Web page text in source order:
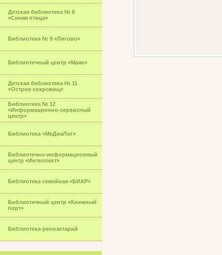
Детская библиотека № 8
«Синяя птица»
Библиотека № 9 «Лигово»
Библиотечный центр «Маяк»
Детская библиотека № 11
«Остров сокровищ»
Библиотека № 12
«Информационно-сервисный
центр»
Библиотека «МеДиаЛог»
Библиотечно-информационный
центр «Интеллект»
Библиотека семейная «БИАР»
Библиотечный центр «Книжный
порт»
Библиотека-репозитарий